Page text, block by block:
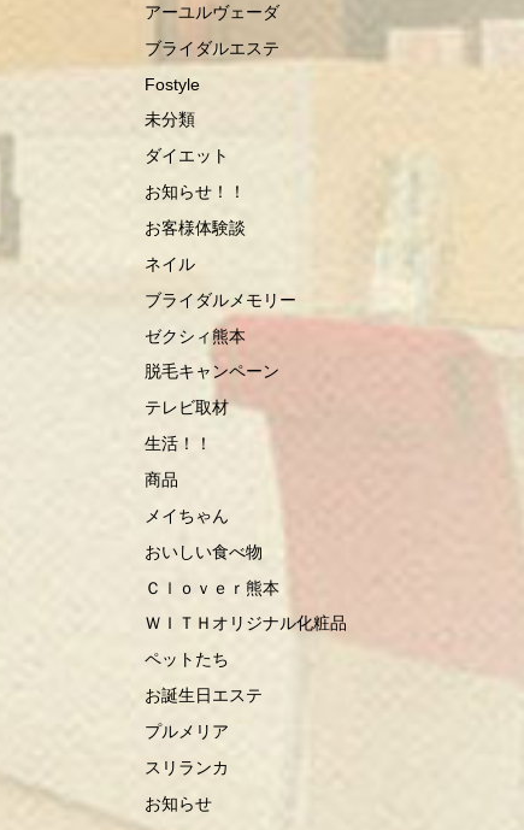
アーユルヴェーダ
ブライダルエステ
Fostyle
未分類
ダイエット
お知らせ！！
お客様体験談
ネイル
ブライダルメモリー
ゼクシィ熊本
脱毛キャンペーン
テレビ取材
生活！！
商品
メイちゃん
おいしい食べ物
Ｃｌｏｖｅｒ熊本
ＷＩＴＨオリジナル化粧品
ペットたち
お誕生日エステ
プルメリア
スリランカ
お知らせ